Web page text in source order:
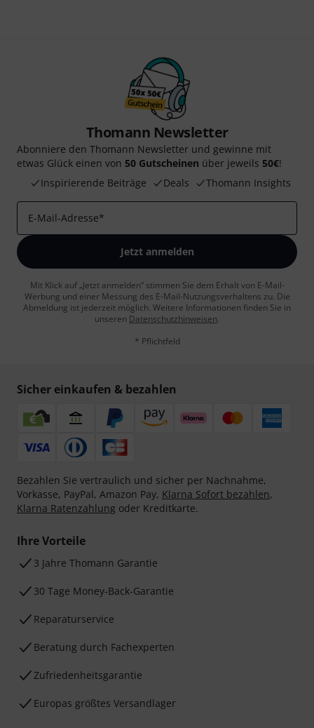
Thomann Newsletter
Abonniere den Thomann Newsletter und gewinne mit
etwas Glück einen von 50 Gutscheinen über jeweils 50€!
Inspirierende Beiträge
Deals Thomann Insights
E-Mail-Adresse*
Jetzt anmelden
Mit Klick auf „Jetzt anmelden“ stimmen Sie dem Erhalt von E-Mail-
Werbung und einer Messung des E-Mail-Nutzungsverhaltens zu. Die
Abmeldung ist jederzeit möglich. Weitere Informationen finden Sie in
unseren Datenschutzhinweisen.
* Pflichtfeld
Sicher einkaufen & bezahlen
Bezahlen Sie vertraulich und sicher per Nachnahme,
Vorkasse, PayPal, Amazon Pay, Klarna Sofort bezahlen,
Klarna Ratenzahlung oder Kreditkarte.
Ihre Vorteile
3 Jahre Thomann Garantie
30 Tage Money-Back-Garantie
Reparaturservice
Beratung durch Fachexperten
Zufriedenheitsgarantie
Europas größtes Versandlager